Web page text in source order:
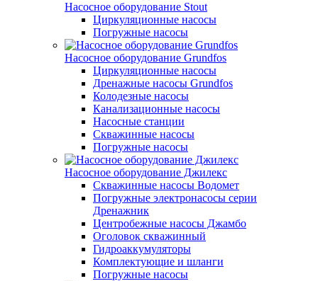
Насосное оборудование Stout
Циркуляционные насосы
Погружные насосы
Насосное оборудование Grundfos
Циркуляционные насосы
Дренажные насосы Grundfos
Колодезные насосы
Канализационные насосы
Насосные станции
Скважинные насосы
Погружные насосы
Насосное оборудование Джилекс
Скважинные насосы Водомет
Погружные электронасосы серии
Дренажник
Центробежные насосы Джамбо
Оголовок скважинный
Гидроаккумуляторы
Комплектующие и шланги
Погружные насосы